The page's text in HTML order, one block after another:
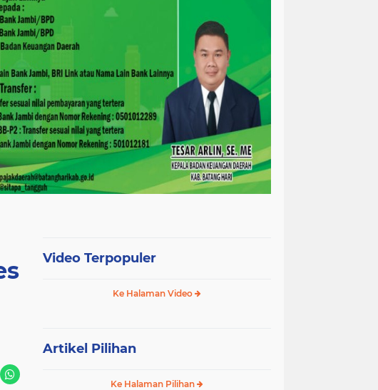
Video Terpopuler
Ke Halaman Video
Artikel Pilihan
Ke Halaman Pilihan